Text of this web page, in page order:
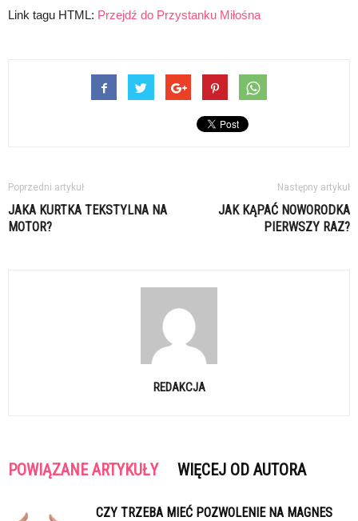
Link tagu HTML: Przejdź do Przystanku Miłośna
Poprzedni artykuł
JAKA KURTKA TEKSTYLNA NA
MOTOR?
Następny artykuł
JAK KĄPAĆ NOWORODKA
PIERWSZY RAZ?
REDAKCJA
POWIĄZANE ARTYKUŁY WIĘCEJ OD AUTORA
CZY TRZEBA MIEĆ POZWOLENIE NA MAGNES